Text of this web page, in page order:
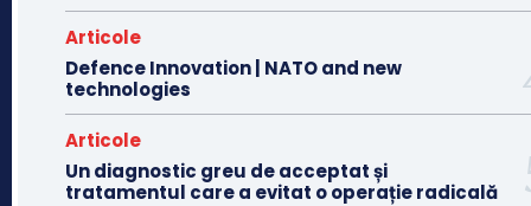
Articole
Defence Innovation | NATO and new
technologies
Articole
Un diagnostic greu de acceptat și
tratamentul care a evitat o operație radicală